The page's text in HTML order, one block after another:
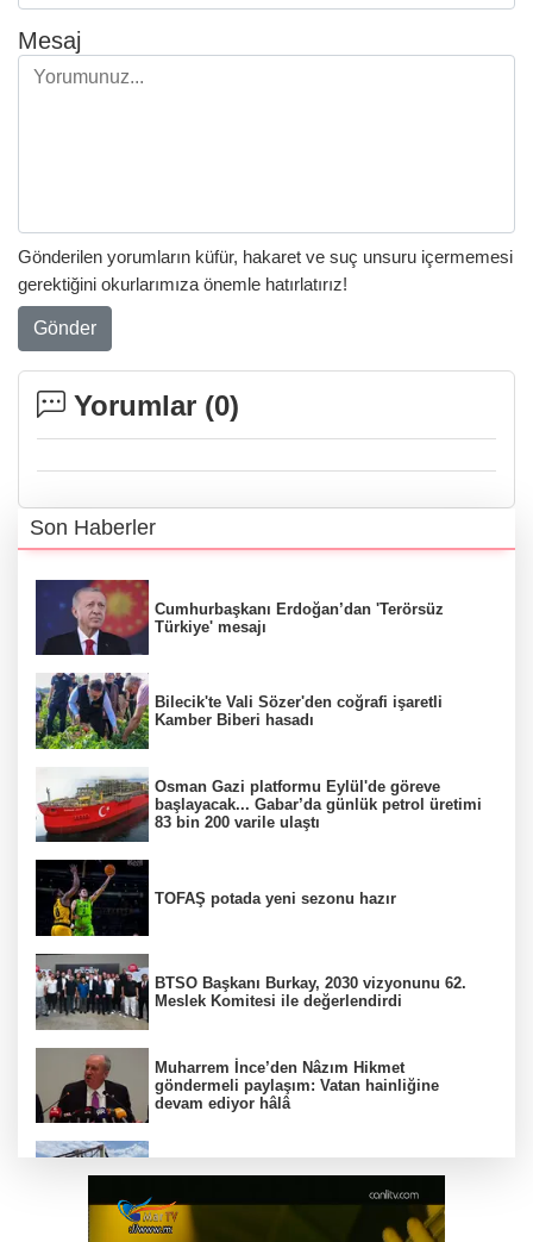
Mesaj
Gönderilen yorumların küfür, hakaret ve suç unsuru içermemesi
gerektiğini okurlarımıza önemle hatırlatırız!
Gönder
Yorumlar (0)
Son Haberler
Cumhurbaşkanı Erdoğan’dan 'Terörsüz
Türkiye' mesajı
Bilecik'te Vali Sözer'den coğrafi işaretli
Kamber Biberi hasadı
Osman Gazi platformu Eylül'de göreve
başlayacak... Gabar’da günlük petrol üretimi
83 bin 200 varile ulaştı
TOFAŞ potada yeni sezonu hazır
BTSO Başkanı Burkay, 2030 vizyonunu 62.
Meslek Komitesi ile değerlendirdi
Muharrem İnce’den Nâzım Hikmet
göndermeli paylaşım: Vatan hainliğine
devam ediyor hâlâ
Balıkesir’de kıyılar anlık takip ediliyor